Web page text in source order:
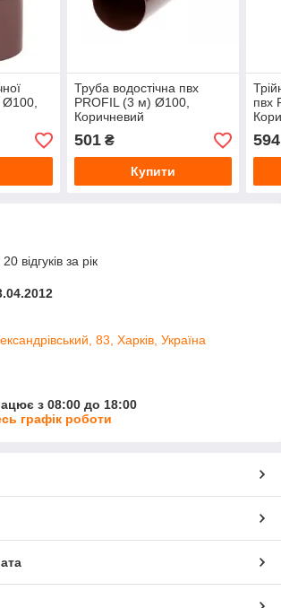
Ø100,
Труба водостічна пвх
PROFIL (3 м) Ø100,
Коричневий
501₴
Купити
пвх
594
відгуків за рік
83, Харків, Україна
з 08:00 до 18:00
графік роботи